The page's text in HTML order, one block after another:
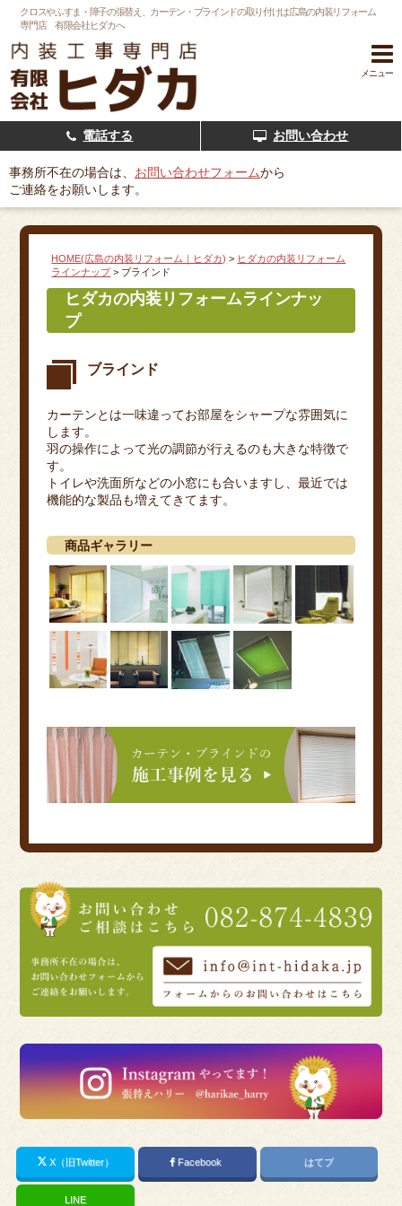
クロスやふすま・障子の張替え、カーテン・ブラインドの取り付けは広島の内装リフォーム
専門店 有限会社ヒダカへ
メニュー
電話する お問い合わせ
事務所不在の場合は、 お問い合わせフォームから
ご連絡をお願いします。
HOME(広島の内装リフォーム｜ヒダカ) > ヒダカの内装リフォーム
ラインナップ> ブラインド
ヒダカの内装リフォームラインナッ
プ
ブラインド
カーテンとは一味違ってお部屋をシャープな雰囲気に
します。
羽の操作によって光の調節が行えるのも大きな特徴で
す。
トイレや洗面所などの小窓にも合いますし、最近では
機能的な製品も増えてきてます。
商品ギャラリー
X（旧Twitter） Facebook はてブ
LINE